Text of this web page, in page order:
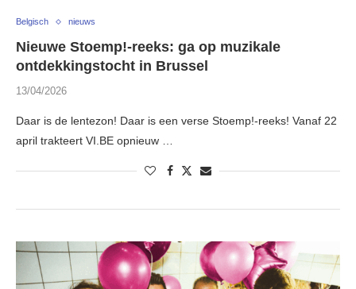
Belgisch nieuws
Nieuwe Stoemp!-reeks: ga op muzikale
ontdekkingstocht in Brussel
13/04/2026
Daar is de lentezon! Daar is een verse Stoemp!-reeks! Vanaf 22
april trakteert VI.BE opnieuw …